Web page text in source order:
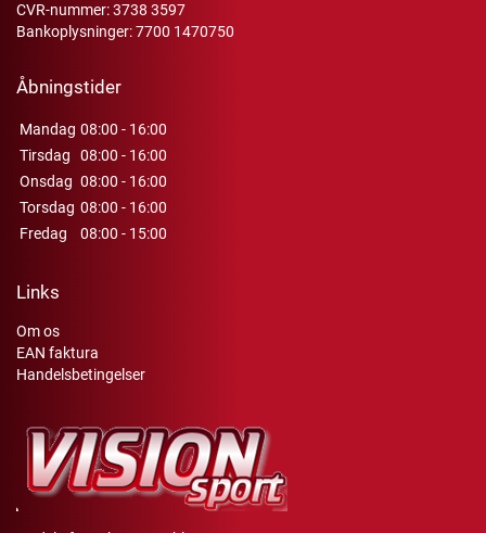
CVR-nummer: 3738 3597
Bankoplysninger: 7700 1470750
Åbningstider
Mandag 08:00 - 16:00
Tirsdag
08:00 - 16:00
Onsdag 08:00 - 16:00
Torsdag 08:00 - 16:00
Fredag
08:00 - 15:00
Links
Om os
EAN faktura
Handelsbetingelser